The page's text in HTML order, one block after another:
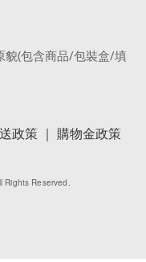
貌(包含商品/包裝盒/填
政策 ｜ 購物金政策
Rights Reserved.